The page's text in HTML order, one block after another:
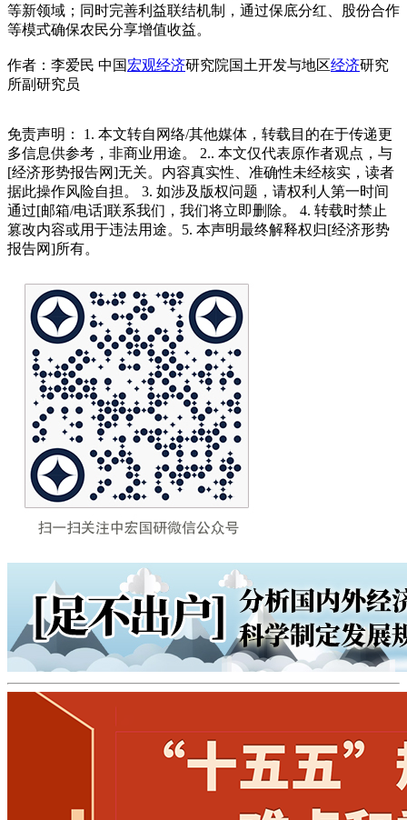
等新领域；同时完善利益联结机制，通过保底分红、股份合作
等模式确保农民分享增值收益。
作者：李爱民 中国宏观经济研究院国土开发与地区经济研究
所副研究员
免责声明： 1. 本文转自网络/其他媒体，转载目的在于传递更
多信息供参考，非商业用途。 2.. 本文仅代表原作者观点，与
[经济形势报告网]无关。内容真实性、准确性未经核实，读者
据此操作风险自担。 3. 如涉及版权问题，请权利人第一时间
通过[邮箱/电话]联系我们，我们将立即删除。 4. 转载时禁止
篡改内容或用于违法用途。5. 本声明最终解释权归[经济形势
报告网]所有。